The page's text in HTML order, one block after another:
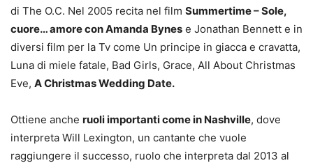
di The O.C. Nel 2005 recita nel film Summertime – Sole,
cuore… amore con Amanda Bynes e Jonathan Bennett e in
diversi film per la Tv come Un principe in giacca e cravatta,
Luna di miele fatale, Bad Girls, Grace, All About Christmas
Eve, A Christmas Wedding Date.
Ottiene anche ruoli importanti come in Nashville, dove
interpreta Will Lexington, un cantante che vuole
raggiungere il successo, ruolo che interpreta dal 2013 al